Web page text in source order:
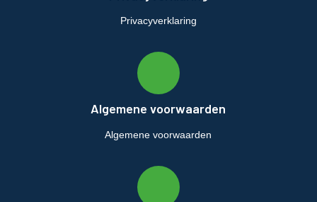
Privacyverklaring
Algemene voorwaarden
Algemene voorwaarden